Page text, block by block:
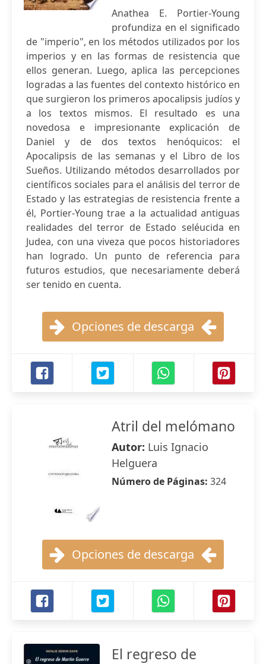
Anathea E. Portier-Young
profundiza en el significado
de "imperio", en los métodos utilizados por los
imperios y en las formas de resistencia que
ellos generan. Luego, aplica las percepciones
logradas a las fuentes del contexto histórico en
que surgieron los primeros apocalipsis judíos y
a los textos mismos. El resultado es una
novedosa e impresionante explicación de
Daniel y de dos textos henóquicos: el
Apocalipsis de las semanas y el Libro de los
Sueños. Utilizando métodos desarrollados por
científicos sociales para el análisis del terror de
Estado y las estrategias de resistencia frente a
él, Portier-Young trae a la actualidad antiguas
realidades del terror de Estado seléucida en
Judea, con una viveza que pocos historiadores
han logrado. Un punto de referencia para
futuros estudios, que necesariamente deberá
ser tenido en cuenta.
Opciones de descarga
Atril del melómano
Autor: Luis Ignacio
Helguera
Número de Páginas: 324
Opciones de descarga
El regreso de